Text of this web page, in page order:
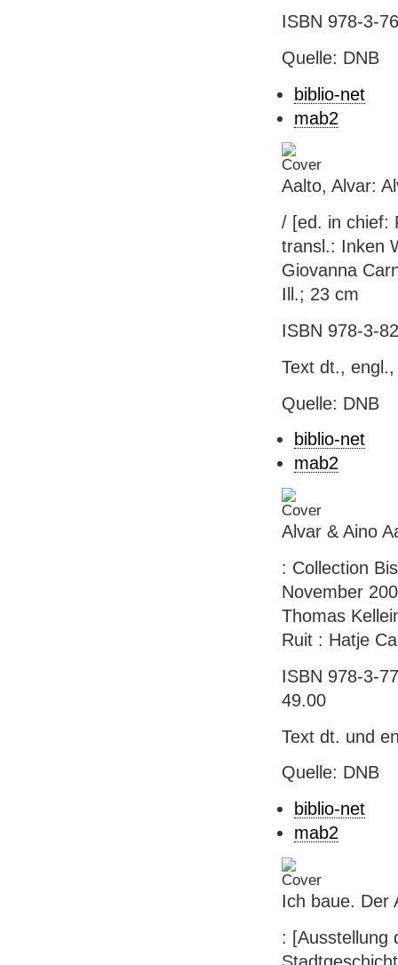
ISBN 978-3-
Quelle: DNB
biblio-net
mab2
Aalto, Alvar:
/ [ed. in chief:
transl.: Inken
Giovanna
Ill.; 23 cm
ISBN 978-3-
Text dt.,
Quelle: DNB
biblio-net
mab2
Alvar & Aino
: Collection
November
Thomas
Ruit : Hatje
ISBN 978-3-
49.00
Text dt. und
Quelle: DNB
biblio-net
mab2
Ich baue. Der
: [Ausstellung